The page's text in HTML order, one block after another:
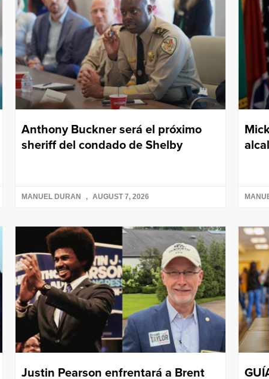
Anthony Buckner será el próximo
sheriff del condado de Shelby
MANUEL DURAN AUGUST 7, 2026
Justin Pearson enfrentará a Brent